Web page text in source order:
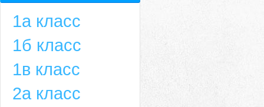
1а класс
1б класс
1в класс
2а класс